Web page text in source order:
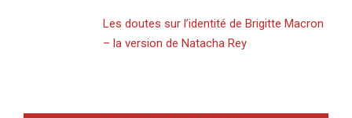
Les doutes sur l’identité de Brigitte Macron
– la version de Natacha Rey